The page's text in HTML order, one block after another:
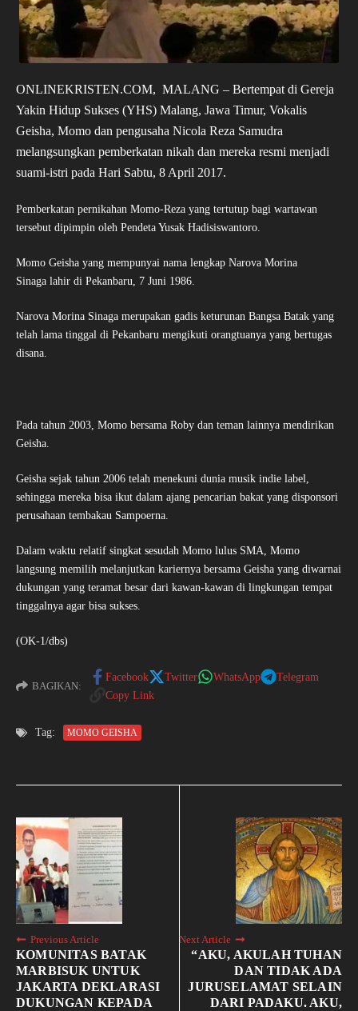
ONLINEKRISTEN.COM, MALANG – Bertempat di Gereja
Yakin Hidup Sukses (YHS) Malang, Jawa Timur, Vokalis
Geisha, Momo dan pengusaha Nicola Reza Samudra
melangsungkan pemberkatan nikah dan mereka resmi menjadi
suami-istri pada Hari Sabtu, 8 April 2017.
Pemberkatan pernikahan Momo-Reza yang tertutup bagi wartawan
tersebut dipimpin oleh Pendeta Yusak Hadisiswantoro.
Momo Geisha yang mempunyai nama lengkap Narova Morina
Sinaga lahir di Pekanbaru, 7 Juni 1986.
Narova Morina Sinaga merupakan gadis keturunan Bangsa Batak yang
telah lama tinggal di Pekanbaru mengikuti orangtuanya yang bertugas
disana.
Pada tahun 2003, Momo bersama Roby dan teman lainnya mendirikan
Geisha.
Geisha sejak tahun 2006 telah menekuni dunia musik indie label,
sehingga mereka bisa ikut dalam ajang pencarian bakat yang disponsori
perusahaan tembakau Sampoerna.
Dalam waktu relatif singkat sesudah Momo lulus SMA, Momo
langsung memilih melanjutkan kariernya bersama Geisha yang diwarnai
dukungan yang teramat besar dari kawan-kawan di lingkungan tempat
tinggalnya agar bisa sukses.
(OK-1/dbs)
BAGIKAN:
Facebook Twitter WhatsApp
Telegram
Copy Link
Tag: MOMO GEISHA
Previous Article
KOMUNITAS BATAK
MARBISUK UNTUK
JAKARTA DEKLARASI
DUKUNGAN KEPADA
Next Article
“AKU, AKULAH TUHAN
DAN TIDAK ADA
JURUSELAMAT SELAIN
DARI PADAKU. AKU,